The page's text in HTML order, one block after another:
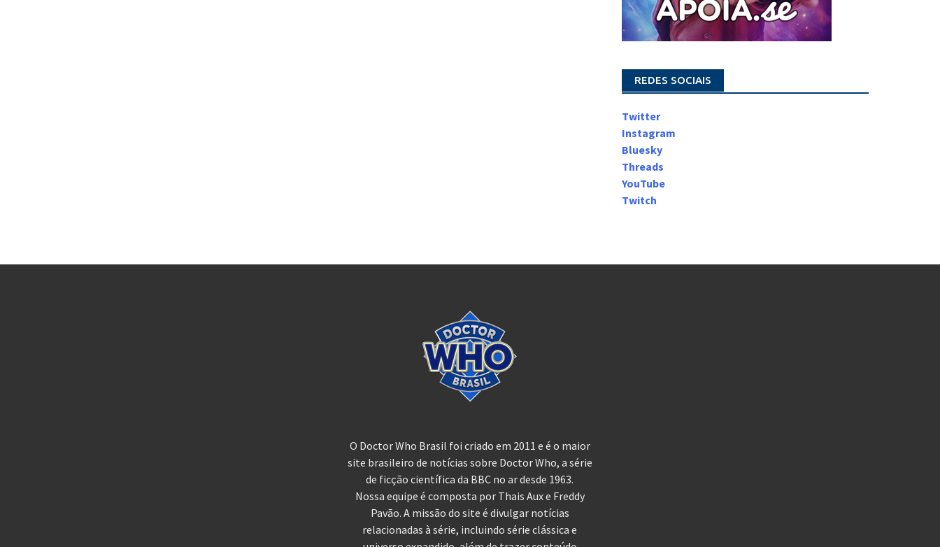
REDES SOCIAIS
Twitter
Instagram
Bluesky
Threads
YouTube
Twitch
O Doctor Who Brasil foi criado em 2011 e é o maior
site brasileiro de notícias sobre Doctor Who, a série
de ficção científica da BBC no ar desde 1963.
Nossa equipe é composta por Thais Aux e Freddy
Pavão. A missão do site é divulgar notícias
relacionadas à série, incluindo série clássica e